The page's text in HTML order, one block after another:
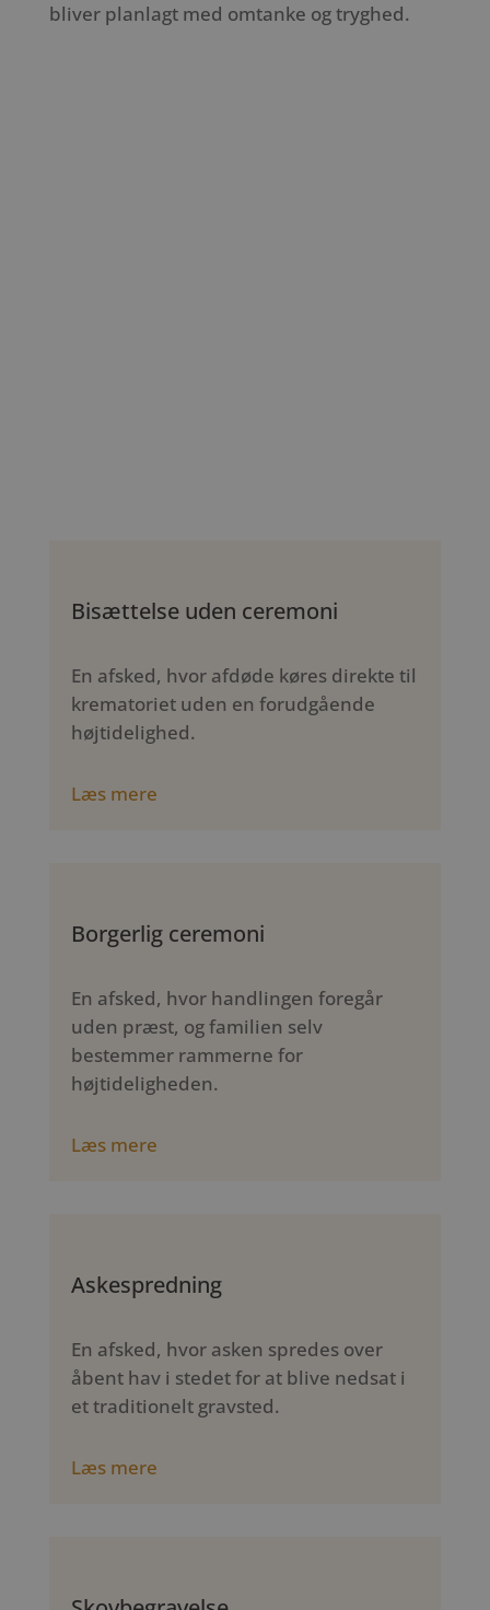
bliver planlagt med omtanke og tryghed.
Bisættelse uden ceremoni
En afsked, hvor afdøde køres direkte til
krematoriet uden en forudgående
højtidelighed.
Læs mere
Borgerlig ceremoni
En afsked, hvor handlingen foregår
uden præst, og familien selv
bestemmer rammerne for
højtideligheden.
Læs mere
Askespredning
En afsked, hvor asken spredes over
åbent hav i stedet for at blive nedsat i
et traditionelt gravsted.
Læs mere